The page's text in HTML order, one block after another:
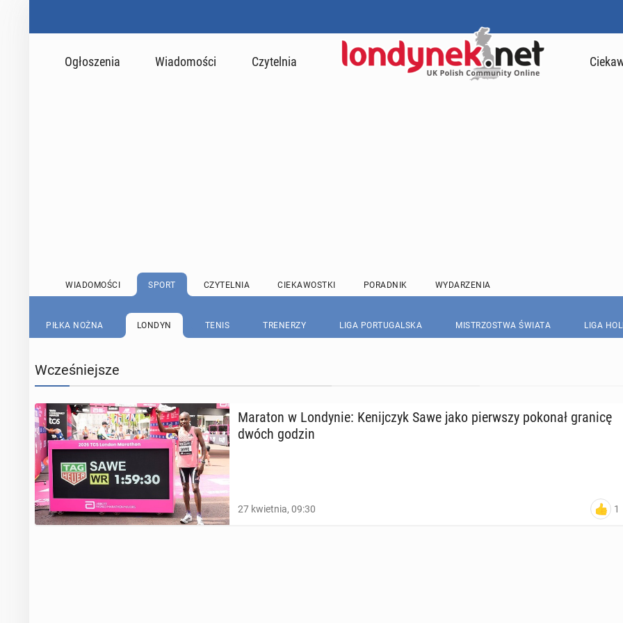
Ogłoszenia Wiadomości Czytelnia
WIADOMOŚCI SPORT CZYTELNIA CIEKAWOSTKI PORADNIK WYDARZENIA
PIŁKA NOŻNA LONDYN TENIS TRENERZY LIGA PORTUGALSKA MISTRZOSTWA ŚWIATA LIGA
Wcześniejsze
Maraton w Lon­dy­nie: Ke­nij­czyk Sawe jako pierw­szy pokonał granicę
dwóch godzin
27 kwietnia, 09:30 1